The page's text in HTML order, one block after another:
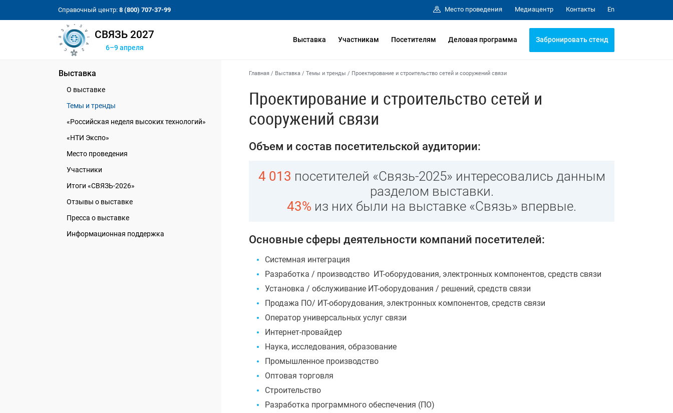
Справочный центр: 8 (800) 707-37-99 Место проведения Медиацентр Контакты En
СВЯЗЬ 2027
6–9 апреля
Выставка Участникам Посетителям Деловая программа Забронировать стенд
Выставка
О выставке
Темы и тренды
«Российская неделя высоких технологий»
«НТИ Экспо»
Место проведения
Участники
Итоги «СВЯЗЬ-2026»
Отзывы о выставке
Пресса о выставке
Информационная поддержка
Главная / Выставка / Темы и тренды / Проектирование и строительство сетей и сооружений связи
Проектирование и строительство сетей и
сооружений связи
Объем и состав посетительской аудитории:
4 013 посетителей «Связь-2025» интересовались данным
разделом выставки.
43% из них были на выставке «Связь» впервые.
Основные сферы деятельности компаний посетителей:
Системная интеграция
Разработка / производство ИТ-оборудования, электронных компонентов, средств связи
Установка / обслуживание ИТ-оборудования / решений, средств связи
Продажа ПО/ ИТ-оборудования, электронных компонентов, средств связи
Оператор универсальных услуг связи
Интернет-провайдер
Наука, исследования, образование
Промышленное производство
Оптовая торговля
Строительство
Разработка программного обеспечения (ПО)